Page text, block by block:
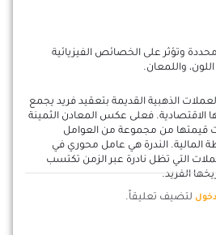
وتؤثر على الخصائص الفيزيائية
واللمعان.
الذهبية القديمة بتعقيد فريد يجمع
الاقتصادية. فعلى عكس المعادن الثمينة
قيمتها من مجموعة من العوامل
المالية. الندرة هي عامل محوري في
التي تظل نادرة عبر الزمن تكتسب
الفريد.
لتضيف تعليقاً.